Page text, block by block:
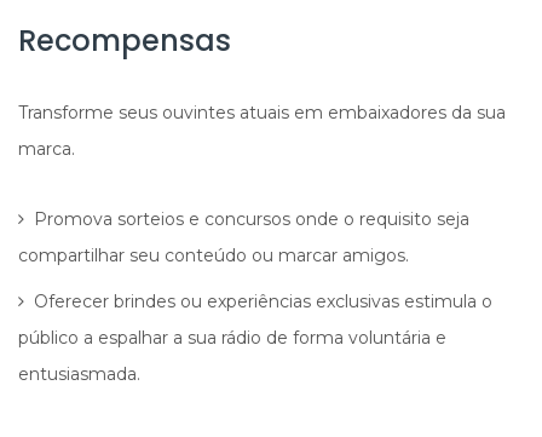
Recompensas
Transforme seus ouvintes atuais em embaixadores da sua
marca.
Promova sorteios e concursos onde o requisito seja
compartilhar seu conteúdo ou marcar amigos.
Oferecer brindes ou experiências exclusivas estimula o
público a espalhar a sua rádio de forma voluntária e
entusiasmada.